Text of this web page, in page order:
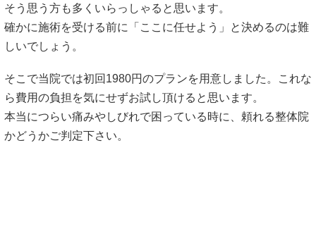
そう思う方も多くいらっしゃると思います。
確かに施術を受ける前に「ここに任せよう」と決めるのは難
しいでしょう。
そこで当院では初回1980円のプランを用意しました。これな
ら費用の負担を気にせずお試し頂けると思います。
本当につらい痛みやしびれで困っている時に、頼れる整体院
かどうかご判定下さい。